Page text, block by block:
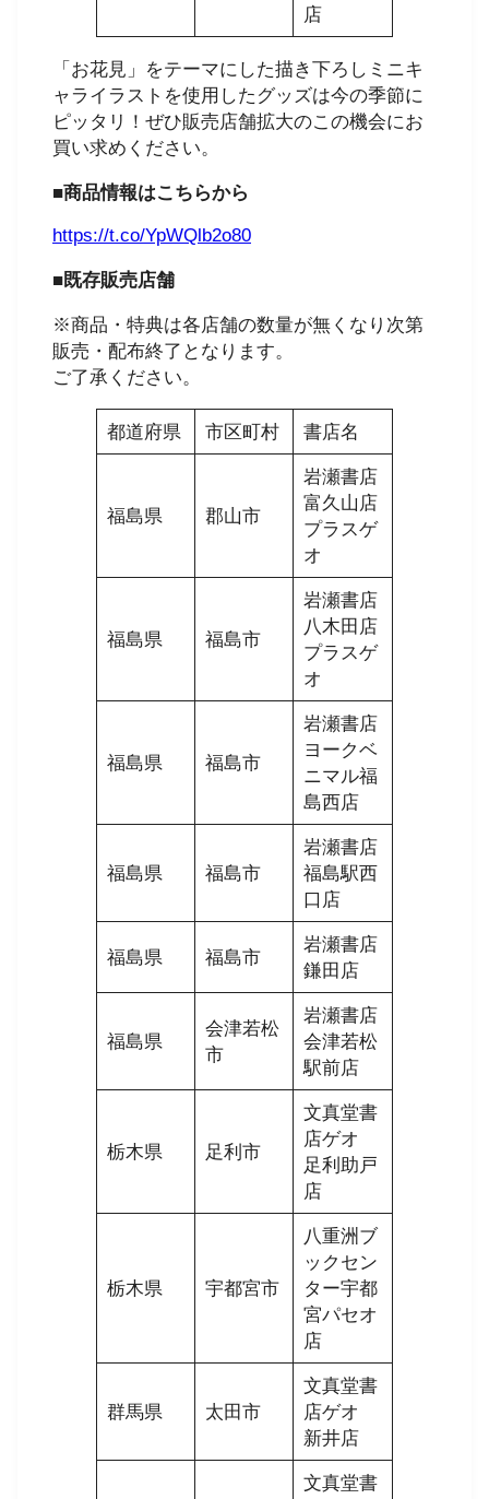
店
「お花見」をテーマにした描き下ろしミニキ
ャライラストを使用したグッズは今の季節に
ピッタリ！ぜひ販売店舗拡大のこの機会にお
買い求めください。
■商品情報はこちらから
https://t.co/YpWQlb2o80
■既存販売店舗
※商品・特典は各店舗の数量が無くなり次第
販売・配布終了となります。
ご了承ください。
都道府県 市区町村 書店名
福島県 郡山市
岩瀬書店
富久山店
プラスゲ
オ
福島県 福島市
岩瀬書店
八木田店
プラスゲ
オ
福島県 福島市
岩瀬書店
ヨークベ
ニマル福
島西店
福島県 福島市
岩瀬書店
福島駅西
口店
福島県 福島市
岩瀬書店
鎌田店
福島県
会津若松
市
岩瀬書店
会津若松
駅前店
栃木県 足利市
文真堂書
店ゲオ
足利助戸
店
栃木県 宇都宮市
八重洲ブ
ックセン
ター宇都
宮パセオ
店
群馬県 太田市
文真堂書
店ゲオ
新井店
文真堂書